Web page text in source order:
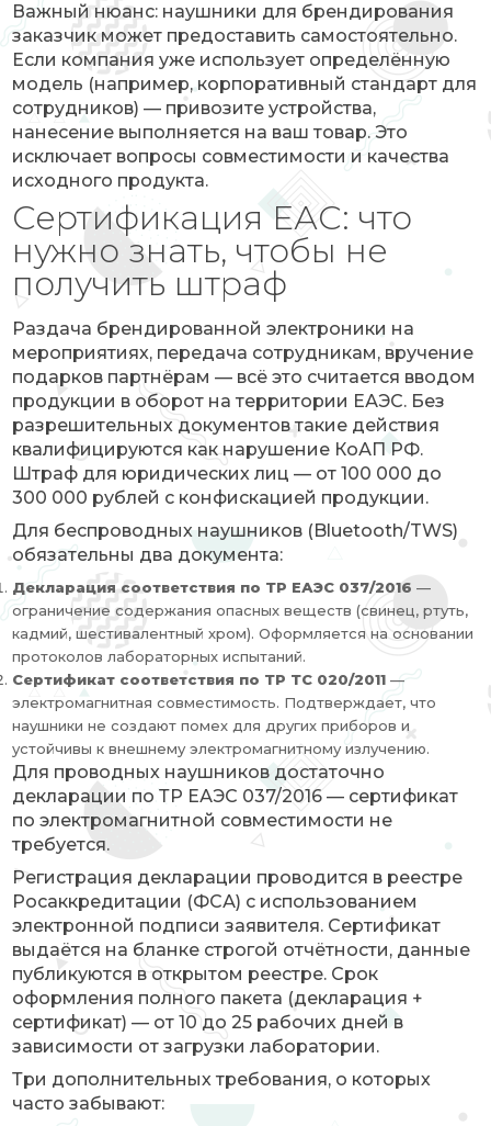
Важный нюанс: наушники для брендирования
заказчик может предоставить самостоятельно.
Если компания уже использует определённую
модель (например, корпоративный стандарт для
сотрудников) — привозите устройства,
нанесение выполняется на ваш товар. Это
исключает вопросы совместимости и качества
исходного продукта.
Сертификация ЕАС: что
нужно знать, чтобы не
получить штраф
Раздача брендированной электроники на
мероприятиях, передача сотрудникам, вручение
подарков партнёрам — всё это считается вводом
продукции в оборот на территории ЕАЭС. Без
разрешительных документов такие действия
квалифицируются как нарушение КоАП РФ.
Штраф для юридических лиц — от 100 000 до
300 000 рублей с конфискацией продукции.
Для беспроводных наушников (Bluetooth/TWS)
обязательны два документа:
Декларация соответствия по ТР ЕАЭС 037/2016 —
ограничение содержания опасных веществ (свинец, ртуть,
кадмий, шестивалентный хром). Оформляется на основании
протоколов лабораторных испытаний.
Сертификат соответствия по ТР ТС 020/2011 —
электромагнитная совместимость. Подтверждает, что
наушники не создают помех для других приборов и
устойчивы к внешнему электромагнитному излучению.
Для проводных наушников достаточно
декларации по ТР ЕАЭС 037/2016 — сертификат
по электромагнитной совместимости не
требуется.
Регистрация декларации проводится в реестре
Росаккредитации (ФСА) с использованием
электронной подписи заявителя. Сертификат
выдаётся на бланке строгой отчётности, данные
публикуются в открытом реестре. Срок
оформления полного пакета (декларация +
сертификат) — от 10 до 25 рабочих дней в
зависимости от загрузки лаборатории.
Три дополнительных требования, о которых
часто забывают: